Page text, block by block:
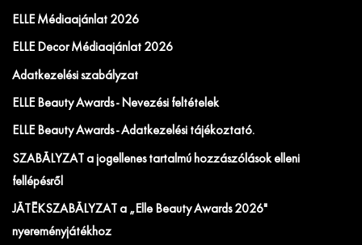
ELLE Médiaajánlat 2026
ELLE Decor Médiaajánlat 2026
Adatkezelési szabályzat
ELLE Beauty Awards - Nevezési feltételek
ELLE Beauty Awards - Adatkezelési tájékoztató.
SZABÁLYZAT a jogellenes tartalmú hozzászólások elleni
fellépésről
JÁTÉKSZABÁLYZAT a „Elle Beauty Awards 2026"
nyereményjátékhoz